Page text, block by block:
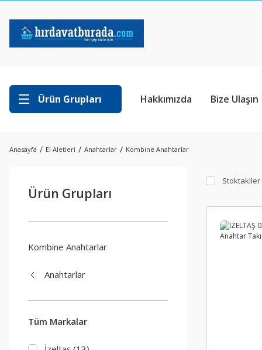
Ürün Grupları Hakkımızda Bize Ulaşın
Anasayfa El Aletleri Anahtarlar Kombine Anahtarlar
Ürün Grupları
Kombine Anahtarlar
Anahtarlar
Tüm Markalar
Stoktakiler